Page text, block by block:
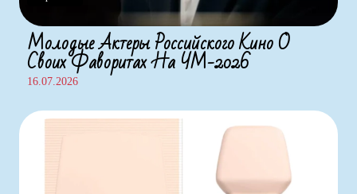
Молодые Актеры Российского Кино О
Своих Фаворитах На ЧМ-2026
16.07.2026